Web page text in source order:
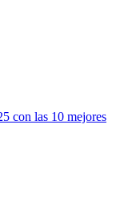
con las 10 mejores